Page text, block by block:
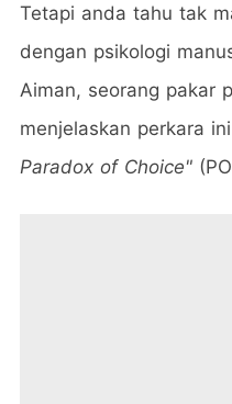
Tetapi anda tahu tak
dengan psikologi
Aiman, seorang pakar
menjelaskan perkara
Paradox of Choice"